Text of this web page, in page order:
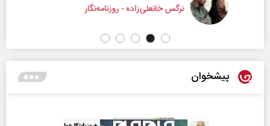
نرگس خانعلی‌زاده - روزنامه‌نگار
پیشخوان